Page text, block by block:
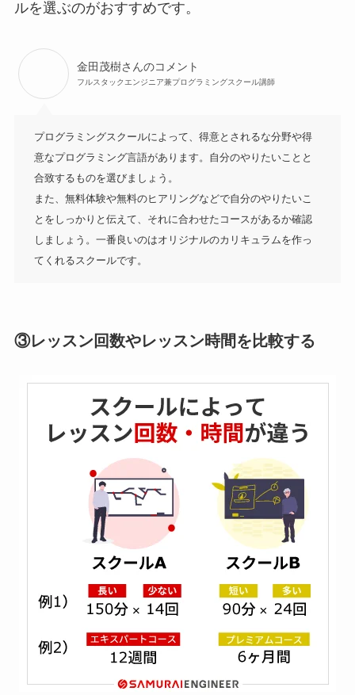
ルを選ぶのがおすすめです。
金田茂樹さんのコメント
フルスタックエンジニア兼プログラミングスクール講師
プログラミングスクールによって、得意とされるな分野や得
意なプログラミング言語があります。自分のやりたいことと
合致するものを選びましょう。
また、無料体験や無料のヒアリングなどで自分のやりたいこ
とをしっかりと伝えて、それに合わせたコースがあるか確認
しましょう。一番良いのはオリジナルのカリキュラムを作っ
てくれるスクールです。
③レッスン回数やレッスン時間を比較する